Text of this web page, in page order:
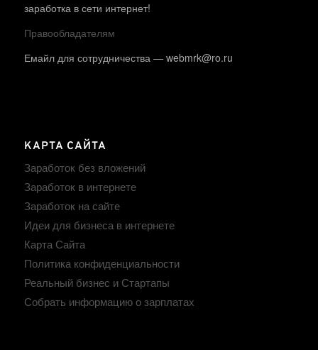
заработка в сети интернет!
Правообладателям
Емайл для сотрудничества — webmrk@ro.ru
КАРТА САЙТА
Заработок без вложений
Заработок в интернете
Заработок на сайте
Идеи для бизнеса в интернете
Карта Сайта
Политика конфиденциальности
Реальный бизнес и Стартапы
Собрать информацию о зарплатах